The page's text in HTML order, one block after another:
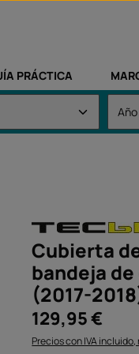
PRÁCTICA
Cubierta
bandeja de
(2017-
Precio normal:
129,95 €
Precios con IVA